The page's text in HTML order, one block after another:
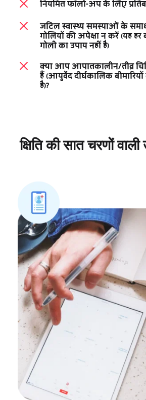
नियमित फॉलो-अप के लिए
जटिल स्वास्थ्य समस्याओं के
गोलियों की अपेक्षा न करें (यह हर
गोली का उपाय नहीं है)
क्या आप आपातकालीन/तीव्र
हैं (आयुर्वेद दीर्घकालिक
है)?
क्षिति की सात चरणों वाली